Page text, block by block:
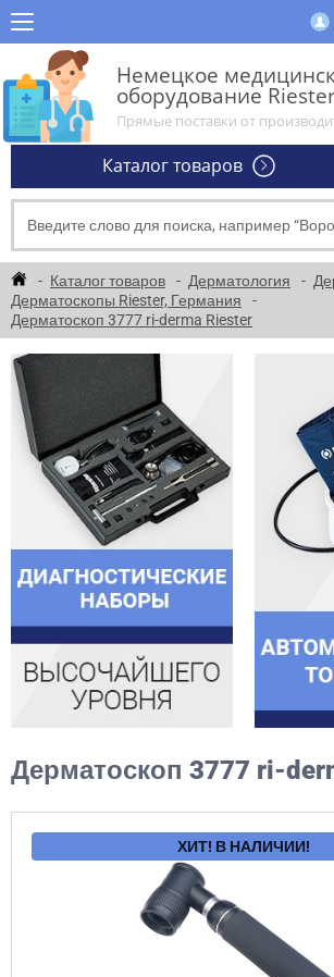
Немецкое
оборудование
Прямые поставки от
Каталог товаров
Каталог товаров Дерматология
Дерматоскопы Riester, Германия
Дерматоскоп 3777 ri-derma Riester
Дерматоскоп 3777 ri-
ХИТ! В НАЛИЧИИ!